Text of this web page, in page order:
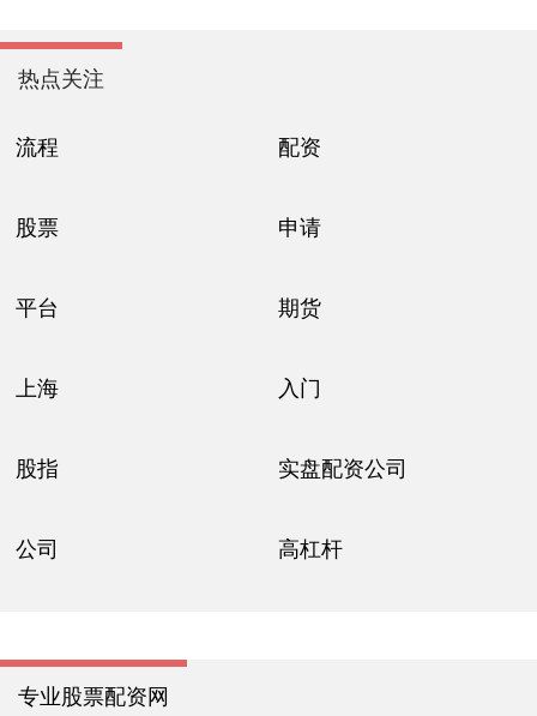
热点关注
流程 配资
股票 申请
平台 期货
上海 入门
股指 实盘配资公司
公司 高杠杆
专业股票配资网